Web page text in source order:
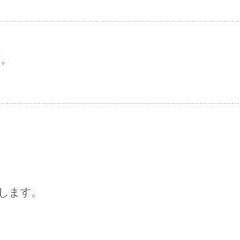
ます。